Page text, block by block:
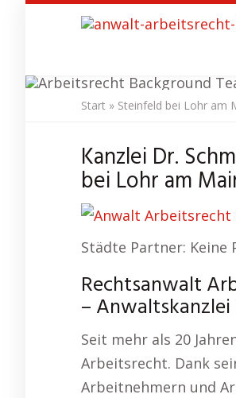
content
Start » Steinfeld bei Lohr am
Kanzlei Dr.
bei Lohr am
Städte Partner:
Rechtsanwalt
– Anwaltskanzlei
Seit mehr als 20
Arbeitsrecht. Dank
Arbeitnehmern und